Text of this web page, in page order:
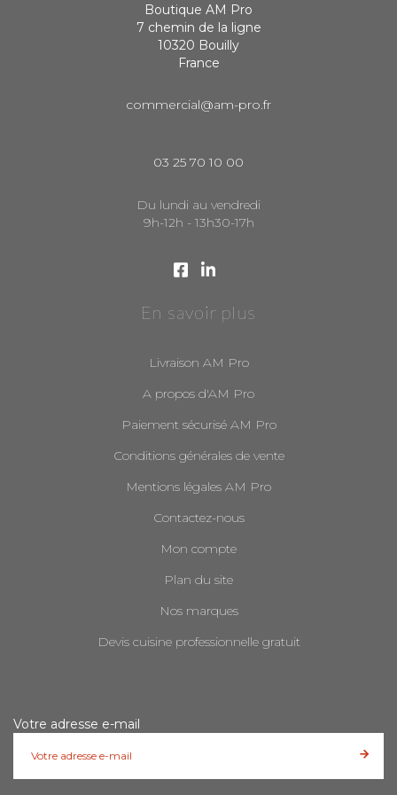
Boutique AM Pro
7 chemin de la ligne
10320 Bouilly
France
commercial@am-pro.fr
03 25 70 10 00
Du lundi au vendredi
9h-12h - 13h30-17h
En savoir plus
Livraison AM Pro
A propos d'AM Pro
Paiement sécurisé AM Pro
Conditions générales de vente
Mentions légales AM Pro
Contactez-nous
Mon compte
Plan du site
Nos marques
Devis cuisine professionnelle gratuit
Votre adresse e-mail